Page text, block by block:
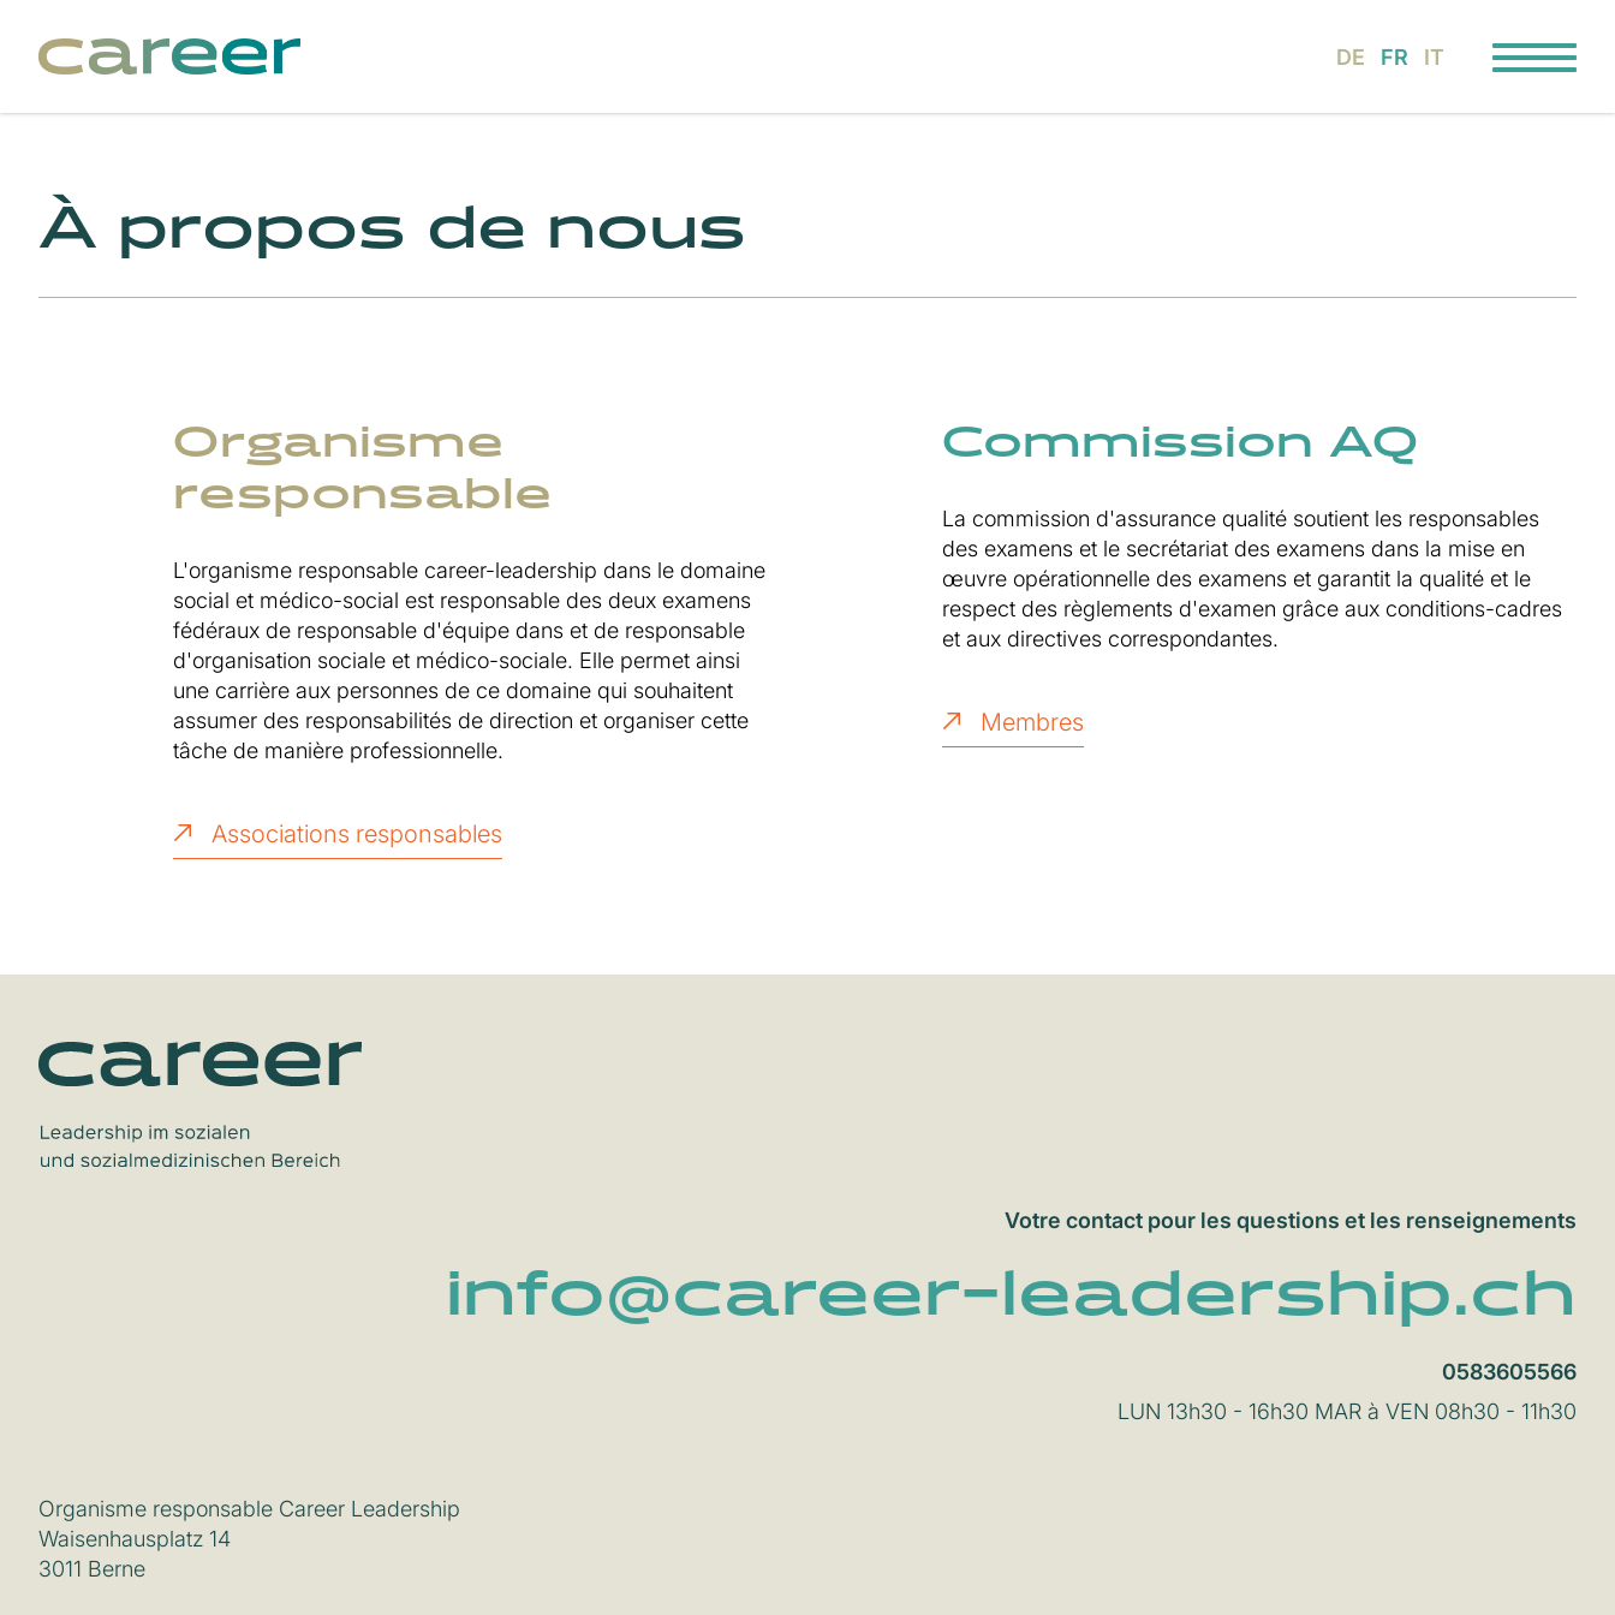
DE FR IT
À propos de nous
Organisme
responsable
L'organisme responsable career-leadership dans le domaine
social et médico-social est responsable des deux examens
fédéraux de responsable d'équipe dans et de responsable
d'organisation sociale et médico-sociale. Elle permet ainsi
une carrière aux personnes de ce domaine qui souhaitent
assumer des responsabilités de direction et organiser cette
tâche de manière professionnelle.
Associations responsables
Commission AQ
La commission d'assurance qualité soutient les responsables
des examens et le secrétariat des examens dans la mise en
œuvre opérationnelle des examens et garantit la qualité et le
respect des règlements d'examen grâce aux conditions-cadres
et aux directives correspondantes.
Membres
Votre contact pour les questions et les renseignements
info@career-leadership.ch
0583605566
LUN 13h30 - 16h30 MAR à VEN 08h30 - 11h30
Organisme responsable Career Leadership
Waisenhausplatz 14
3011 Berne